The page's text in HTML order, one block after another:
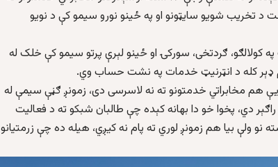
د تخریب شویو سایټونو او په ځینو نورو سیمو کې د نویو
ګردتخی، سورکۍ او ځینو لېرې پرتو سیمو کې خلک له
ډېر کله د انټرنیټ خدمات په نشت حساب وي.
هم مخابراتي خدمتونو ته نه لاسرسی دی، زمونږ ګڼې سیمې له
دي، پخوا خو دا بهانه کېده چې طالبان شبکو ته د فعالیت
ولې بیا هم زمونږ لوري ته پام نه کیږي، هیله ده چې زرمتیانو